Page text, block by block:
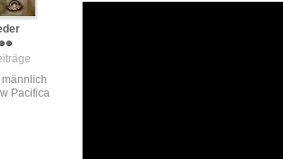
männlich
Pacifica